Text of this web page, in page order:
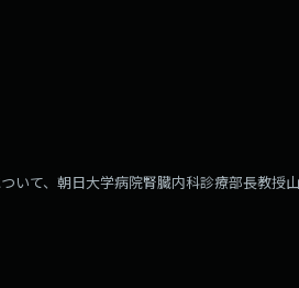
いて、朝日大学病院腎臓内科診療部長教授